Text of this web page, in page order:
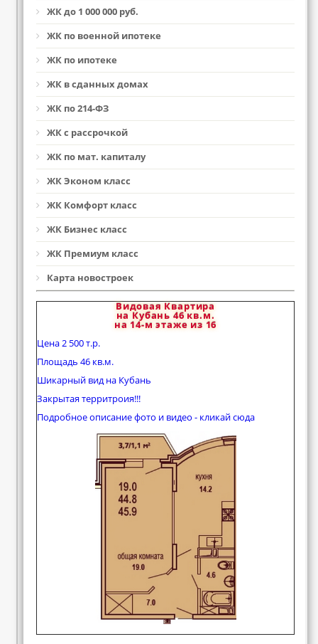
ЖК до 1 000 000 руб.
ЖК по военной ипотеке
ЖК по ипотеке
ЖК в сданных домах
ЖК по 214-ФЗ
ЖК с рассрочкой
ЖК по мат. капиталу
ЖК Эконом класс
ЖК Комфорт класс
ЖК Бизнес класс
ЖК Премиум класс
Карта новостроек
Видовая Квартира
на Кубань 46 кв.м.
на 14-м этаже из 16
Цена 2 500 т.р.
Площадь 46 кв.м.
Шикарный вид на Кубань
Закрытая территроия!!!
Подробное описание фото и видео - кликай сюда